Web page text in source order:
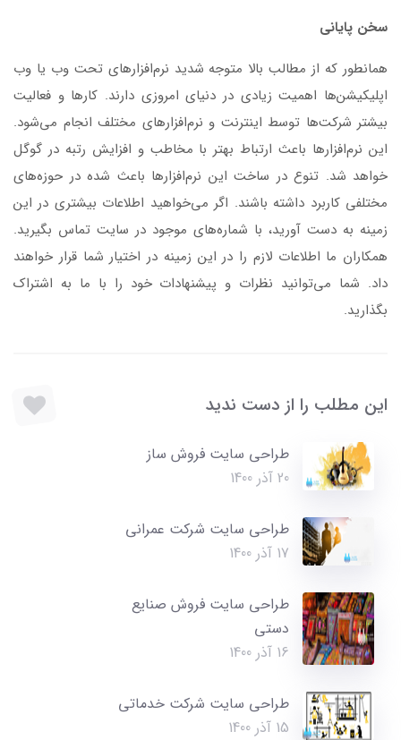
سخن پایانی
همانطور که از مطالب بالا متوجه شدید نرم‌افزارهای تحت وب یا وب
اپلیکیشن‌ها اهمیت زیادی در دنیای امروزی دارند. کارها و فعالیت
بیشتر شرکت‌ها توسط اینترنت و نرم‌افزارهای مختلف انجام می‌شود‌.
این نرم‌افزارها باعث ارتباط بهتر با مخاطب و افزایش رتبه در گوگل
خواهد شد. تنوع در ساخت این نرم‌افزارها باعث شده در حوزه‌های
مختلفی کاربرد داشته باشند. اگر می‌خواهید اطلاعات بیشتری در این
زمینه به دست آورید، با شماره‌های موجود در سایت تماس بگیرید.
همکاران ما اطلاعات لازم را در این زمینه در اختیار شما قرار خواهند
داد. شما می‌توانید نظرات و پیشنهادات خود را با ما به اشتراک
بگذارید.
این مطلب را از دست ندید
طراحی سایت فروش ساز
20 آذر 1400
طراحی سایت شرکت عمرانی
17 آذر 1400
طراحی سایت فروش صنایع
دستی
16 آذر 1400
طراحی سایت شرکت خدماتی
15 آذر 1400